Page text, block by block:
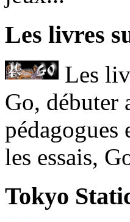
Les livres
Les
Go, débuter
pédagogues
les essais,
Tokyo